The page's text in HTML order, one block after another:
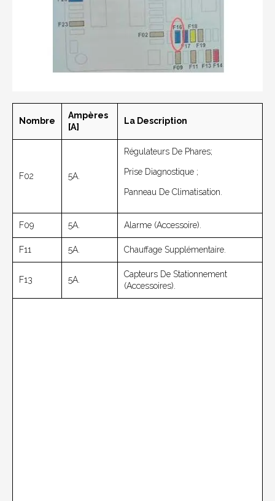
Nombre
Ampères
[A]
La Description
F02 5A.
Régulateurs De Phares;
Prise Diagnostique ;
Panneau De Climatisation.
F09 5A. Alarme (accessoire).
F11 5A. Chauffage Supplémentaire.
F13 5A.
Capteurs De Stationnement
(accessoires).